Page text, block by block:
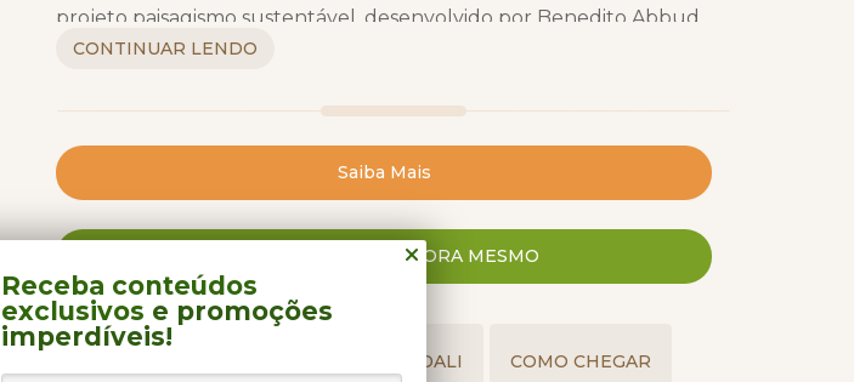
projeto paisagismo sustentável, desenvolvido por Benedito Abbud,
até a música que toca nos jardins. O hotel está dividido em quatro
água, fogo, ar e terra. A piscina de águas quentes e borda infinita,
instalada junto à Praça do Fogo, é um dos destaques da área
comum, que conta ainda com o Espaço Atrio Verdis. Ali, um lounge
com jardim suspenso sobre um espelho d’água é um convite ao
relaxamento.
Conhecido por suas piscinas naturais de águas quentes, o Rio
Quente Resorts tem como destaque o Hot Park. O parque
aquático oferece inúmeras atrações, como a Praia do Cerrado, maior
CONTINUAR LENDO
Saiba Mais
FALE CONOSCO AGORA MESMO
PERTO DALI COMO CHEGAR
Receba conteúdos
exclusivos e promoções
imperdíveis!